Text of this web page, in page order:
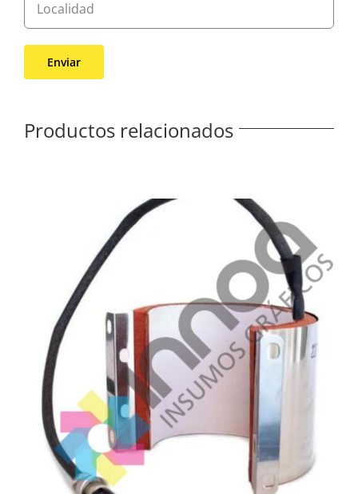
Productos relacionados